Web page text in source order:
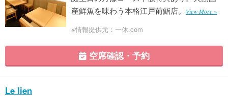
産鮮魚を味わう本格江戸前鮨店。
View More »
※情報提供元：一休.com
空席確認・予約
Le lien